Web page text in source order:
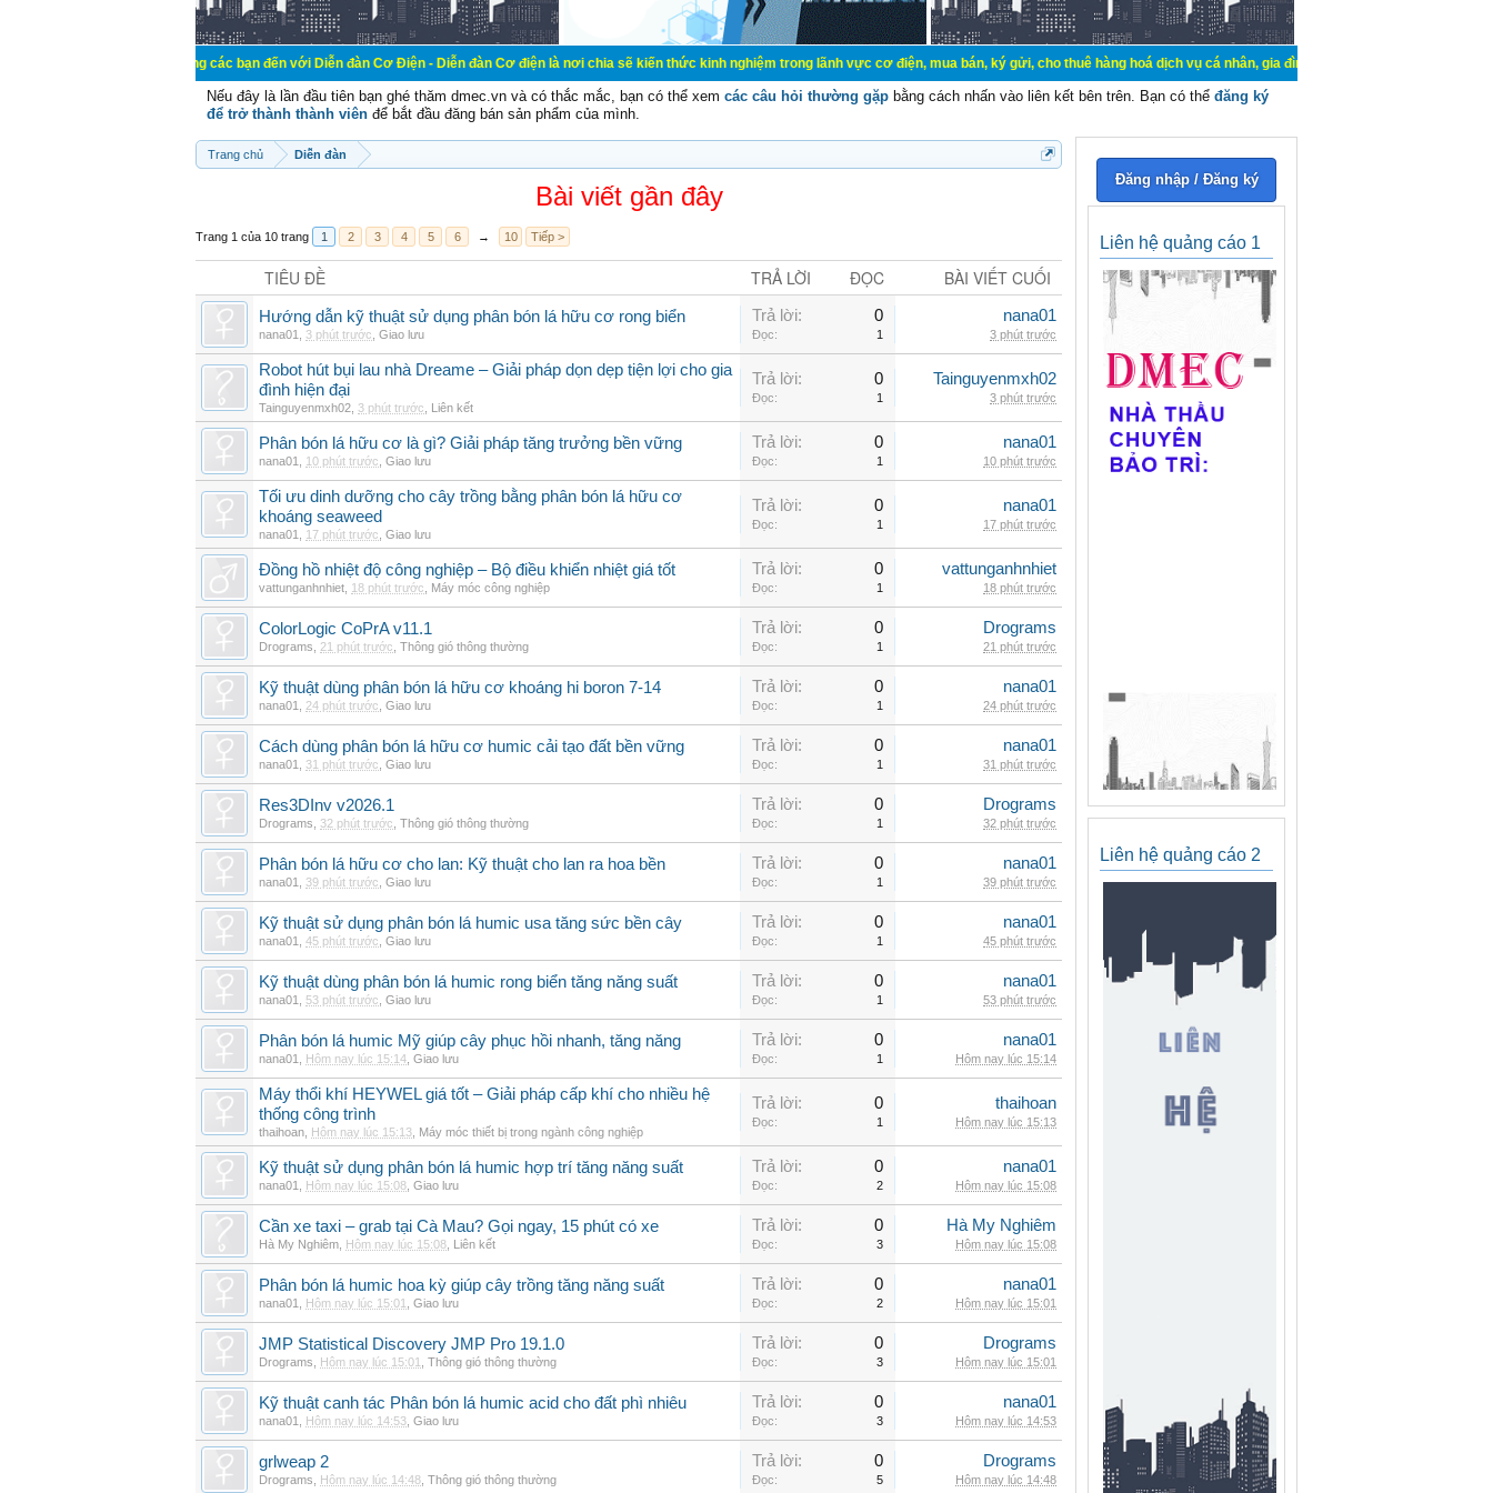
Chào mừng các bạn đến với Diễn đàn Cơ Điện - Diễn đàn Cơ điện là nơi chia sẽ kiến thức kinh nghiệm trong lãnh vực cơ điện, mua bán, ký gửi, cho thuê hàng hoá dịch vụ cá nhân, gia đình. Mua bán, ký gửi, cho thuê thiết bị
Nếu đây là lần đầu tiên bạn ghé thăm dmec.vn và có thắc mắc, bạn có thể xem các câu hỏi thường gặp bằng cách nhấn vào liên kết bên trên. Bạn có thể đăng ký
để trở thành thành viên để bắt đầu đăng bán sản phẩm của mình.
Trang chủ Diễn đàn
Bài viết gần đây
Trang 1 của 10 trang 1 2 3 4 5 6 → 10 Tiếp >
TIÊU ĐỀ TRẢ LỜI ĐỌC BÀI VIẾT CUỐI
Hướng dẫn kỹ thuật sử dụng phân bón lá hữu cơ rong biển
nana01 3 phút trước Giao lưu
Trả lời: 0
Đọc: 1
nana01
3 phút trước
Robot hút bụi lau nhà Dreame – Giải pháp dọn dẹp tiện lợi cho gia
đình hiện đại
Tainguyenmxh02 3 phút trước Liên kết
Trả lời: 0
Đọc: 1
Tainguyenmxh02
3 phút trước
Phân bón lá hữu cơ là gì? Giải pháp tăng trưởng bền vững
nana01 10 phút trước Giao lưu
Trả lời: 0
Đọc: 1
nana01
10 phút trước
Tối ưu dinh dưỡng cho cây trồng bằng phân bón lá hữu cơ
khoáng seaweed
nana01 17 phút trước Giao lưu
Trả lời: 0
Đọc: 1
nana01
17 phút trước
Đồng hồ nhiệt độ công nghiệp – Bộ điều khiển nhiệt giá tốt
vattunganhnhiet 18 phút trước Máy móc công nghiệp
Trả lời: 0
Đọc: 1
vattunganhnhiet
18 phút trước
ColorLogic CoPrA v11.1
Drograms 21 phút trước Thông gió thông thường
Trả lời: 0
Đọc: 1
Drograms
21 phút trước
Kỹ thuật dùng phân bón lá hữu cơ khoáng hi boron 7-14
nana01 24 phút trước Giao lưu
Trả lời: 0
Đọc: 1
nana01
24 phút trước
Cách dùng phân bón lá hữu cơ humic cải tạo đất bền vững
nana01 31 phút trước Giao lưu
Trả lời: 0
Đọc: 1
nana01
31 phút trước
Res3DInv v2026.1
Drograms 32 phút trước Thông gió thông thường
Trả lời: 0
Đọc: 1
Drograms
32 phút trước
Phân bón lá hữu cơ cho lan: Kỹ thuật cho lan ra hoa bền
nana01 39 phút trước Giao lưu
Trả lời: 0
Đọc: 1
nana01
39 phút trước
Kỹ thuật sử dụng phân bón lá humic usa tăng sức bền cây
nana01 45 phút trước Giao lưu
Trả lời: 0
Đọc: 1
nana01
45 phút trước
Kỹ thuật dùng phân bón lá humic rong biển tăng năng suất
nana01 53 phút trước Giao lưu
Trả lời: 0
Đọc: 1
nana01
53 phút trước
Phân bón lá humic Mỹ giúp cây phục hồi nhanh, tăng năng
nana01 Hôm nay lúc 15:14 Giao lưu
Trả lời: 0
Đọc: 1
nana01
Hôm nay lúc 15:14
Máy thổi khí HEYWEL giá tốt – Giải pháp cấp khí cho nhiều hệ
thống công trình
thaihoan Hôm nay lúc 15:13 Máy móc thiết bị trong ngành công nghiệp
Trả lời: 0
Đọc: 1
thaihoan
Hôm nay lúc 15:13
Kỹ thuật sử dụng phân bón lá humic hợp trí tăng năng suất
nana01 Hôm nay lúc 15:08 Giao lưu
Trả lời: 0
Đọc: 2
nana01
Hôm nay lúc 15:08
Cần xe taxi – grab tại Cà Mau? Gọi ngay, 15 phút có xe
Hà My Nghiêm Hôm nay lúc 15:08 Liên kết
Trả lời: 0
Đọc: 3
Hà My Nghiêm
Hôm nay lúc 15:08
Phân bón lá humic hoa kỳ giúp cây trồng tăng năng suất
nana01 Hôm nay lúc 15:01 Giao lưu
Trả lời: 0
Đọc: 2
nana01
Hôm nay lúc 15:01
JMP Statistical Discovery JMP Pro 19.1.0
Drograms Hôm nay lúc 15:01 Thông gió thông thường
Trả lời: 0
Đọc: 3
Drograms
Hôm nay lúc 15:01
Kỹ thuật canh tác Phân bón lá humic acid cho đất phì nhiêu
nana01 Hôm nay lúc 14:53 Giao lưu
Trả lời: 0
Đọc: 3
nana01
Hôm nay lúc 14:53
grlweap 2
Drograms Hôm nay lúc 14:48 Thông gió thông thường
Trả lời: 0
Đọc: 5
Drograms
Hôm nay lúc 14:48
Đăng nhập / Đăng ký
Liên hệ quảng cáo 1
Liên hệ quảng cáo 2